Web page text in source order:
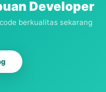
Developer
berkualitas sekarang